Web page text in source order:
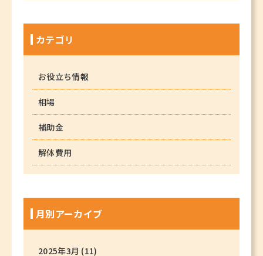
カテゴリ
お役立ち情報
相場
補助金
解体費用
月別アーカイブ
2025年3月 (11)